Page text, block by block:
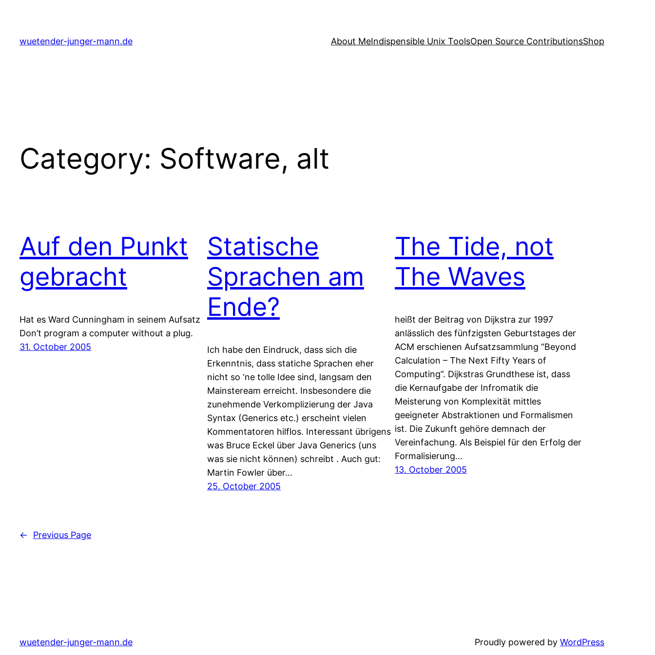
content
wuetender-junger-mann.de About MeIndispensible Unix ToolsOpen Source ContributionsShop
Category: Software, alt
Auf den Punkt
gebracht
Hat es Ward Cunningham in seinem Aufsatz
Don’t program a computer without a plug.
31. October 2005
Statische
Sprachen am
Ende?
Ich habe den Eindruck, dass sich die
Erkenntnis, dass statiche Sprachen eher
nicht so ‘ne tolle Idee sind, langsam den
Mainsteream erreicht. Insbesondere die
zunehmende Verkomplizierung der Java
Syntax (Generics etc.) erscheint vielen
Kommentatoren hilflos. Interessant übrigens
was Bruce Eckel über Java Generics (uns
was sie nicht können) schreibt . Auch gut:
Martin Fowler über…
25. October 2005
The Tide, not
The Waves
heißt der Beitrag von Dijkstra zur 1997
anlässlich des fünfzigsten Geburtstages der
ACM erschienen Aufsatzsammlung “Beyond
Calculation – The Next Fifty Years of
Computing”. Dijkstras Grundthese ist, dass
die Kernaufgabe der Infromatik die
Meisterung von Komplexität mittles
geeigneter Abstraktionen und Formalismen
ist. Die Zukunft gehöre demnach der
Vereinfachung. Als Beispiel für den Erfolg der
Formalisierung…
13. October 2005
← Previous Page
wuetender-junger-mann.de Proudly powered by WordPress